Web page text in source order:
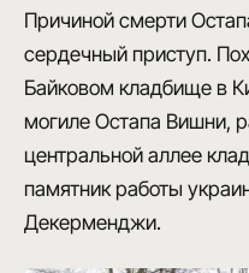
Причиной смерти
сердечный приступ.
Байковом кладбище в
могиле Остапа Вишни,
центральной аллее
памятник работы
Декерменджи.